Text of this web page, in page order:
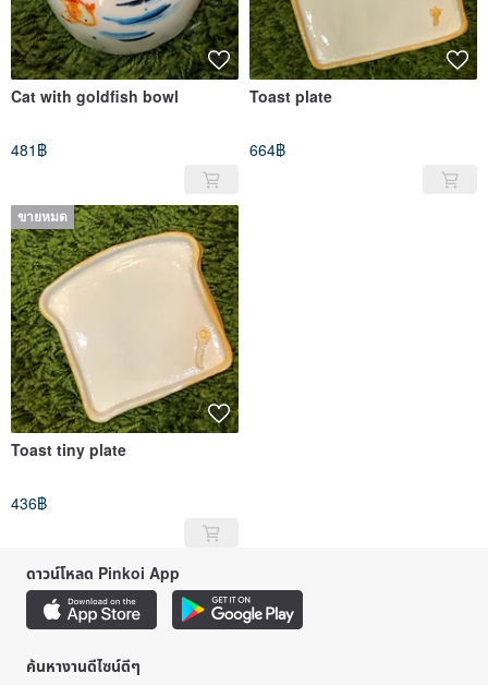
Cat with goldfish bowl
481฿
Toast plate
664฿
ขายหมด
Toast tiny plate
436฿
ดาวน์โหลด Pinkoi App
ค้นหางานดีไซน์ดีๆ